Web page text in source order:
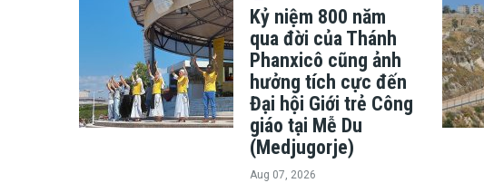
Kỷ niệm 800 năm
qua đời của Thánh
Phanxicô cũng ảnh
hưởng tích cực đến
Đại hội Giới trẻ Công
giáo tại Mễ Du
(Medjugorje)
Aug 07, 2026